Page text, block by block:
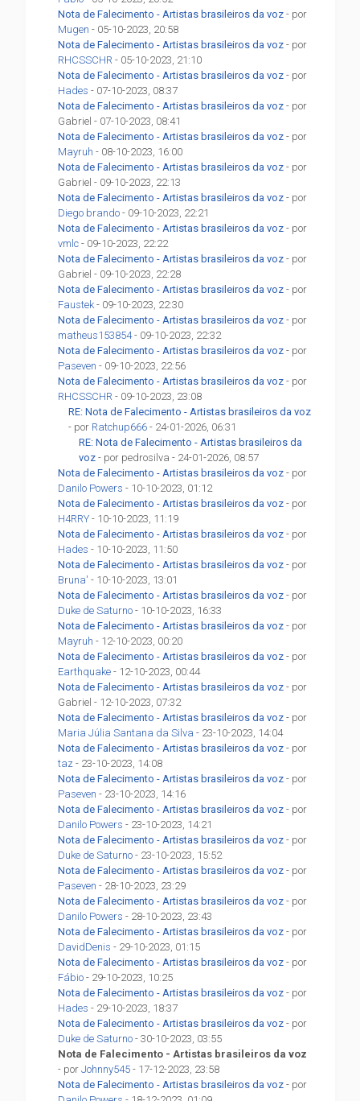
Nota de Falecimento - Artistas brasileiros da voz - por
Mugen - 05-10-2023, 20:58
Nota de Falecimento - Artistas brasileiros da voz - por
RHCSSCHR - 05-10-2023, 21:10
Nota de Falecimento - Artistas brasileiros da voz - por
Hades - 07-10-2023, 08:37
Nota de Falecimento - Artistas brasileiros da voz - por
Gabriel - 07-10-2023, 08:41
Nota de Falecimento - Artistas brasileiros da voz - por
Mayruh - 08-10-2023, 16:00
Nota de Falecimento - Artistas brasileiros da voz - por
Gabriel - 09-10-2023, 22:13
Nota de Falecimento - Artistas brasileiros da voz - por
Diego brando - 09-10-2023, 22:21
Nota de Falecimento - Artistas brasileiros da voz - por
vmlc - 09-10-2023, 22:22
Nota de Falecimento - Artistas brasileiros da voz - por
Gabriel - 09-10-2023, 22:28
Nota de Falecimento - Artistas brasileiros da voz - por
Faustek- 09-10-2023, 22:30
Nota de Falecimento - Artistas brasileiros da voz - por
matheus153854- 09-10-2023, 22:32
Nota de Falecimento - Artistas brasileiros da voz - por
Paseven - 09-10-2023, 22:56
Nota de Falecimento - Artistas brasileiros da voz - por
RHCSSCHR - 09-10-2023, 23:08
RE: Nota de Falecimento - Artistas brasileiros da voz
- por Ratchup666 - 24-01-2026, 06:31
RE: Nota de Falecimento - Artistas brasileiros da
voz - por pedrosilva - 24-01-2026, 08:57
Nota de Falecimento - Artistas brasileiros da voz - por
Danilo Powers - 10-10-2023, 01:12
Nota de Falecimento - Artistas brasileiros da voz - por
H4RRY - 10-10-2023, 11:19
Nota de Falecimento - Artistas brasileiros da voz - por
Hades - 10-10-2023, 11:50
Nota de Falecimento - Artistas brasileiros da voz - por
Bruna' - 10-10-2023, 13:01
Nota de Falecimento - Artistas brasileiros da voz - por
Duke de Saturno - 10-10-2023, 16:33
Nota de Falecimento - Artistas brasileiros da voz - por
Mayruh - 12-10-2023, 00:20
Nota de Falecimento - Artistas brasileiros da voz - por
Earthquake - 12-10-2023, 00:44
Nota de Falecimento - Artistas brasileiros da voz - por
Gabriel - 12-10-2023, 07:32
Nota de Falecimento - Artistas brasileiros da voz - por
Maria Júlia Santana da Silva - 23-10-2023, 14:04
Nota de Falecimento - Artistas brasileiros da voz - por
taz - 23-10-2023, 14:08
Nota de Falecimento - Artistas brasileiros da voz - por
Paseven - 23-10-2023, 14:16
Nota de Falecimento - Artistas brasileiros da voz - por
Danilo Powers - 23-10-2023, 14:21
Nota de Falecimento - Artistas brasileiros da voz - por
Duke de Saturno - 23-10-2023, 15:52
Nota de Falecimento - Artistas brasileiros da voz - por
Paseven - 28-10-2023, 23:29
Nota de Falecimento - Artistas brasileiros da voz - por
Danilo Powers - 28-10-2023, 23:43
Nota de Falecimento - Artistas brasileiros da voz - por
DavidDenis - 29-10-2023, 01:15
Nota de Falecimento - Artistas brasileiros da voz - por
Fábio - 29-10-2023, 10:25
Nota de Falecimento - Artistas brasileiros da voz - por
Hades - 29-10-2023, 18:37
Nota de Falecimento - Artistas brasileiros da voz - por
Duke de Saturno - 30-10-2023, 03:55
Nota de Falecimento - Artistas brasileiros da voz
- porJohnny545 - 17-12-2023, 23:58
Nota de Falecimento - Artistas brasileiros da voz - por